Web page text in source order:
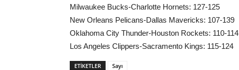
Milwaukee Bucks-Charlotte Hornets: 127-125
New Orleans Pelicans-Dallas Mavericks: 107-139
Oklahoma City Thunder-Houston Rockets: 110-114
Los Angeles Clippers-Sacramento Kings: 115-124
ETIKETLER Sayı